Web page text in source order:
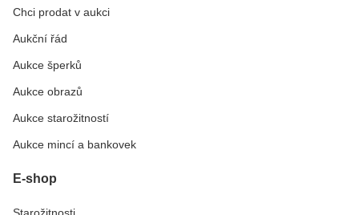
Chci prodat v aukci
Aukční řád
Aukce šperků
Aukce obrazů
Aukce starožitností
Aukce mincí a bankovek
E-shop
Starožitnosti